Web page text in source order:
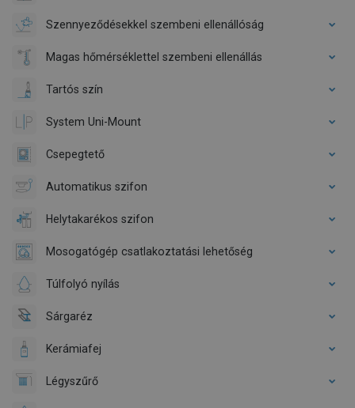
Szennyeződésekkel szembeni ellenállóság
Magas hőmérséklettel szembeni ellenállás
Tartós szín
System Uni-Mount
Csepegtető
Automatikus szifon
Helytakarékos szifon
Mosogatógép csatlakoztatási lehetőség
Túlfolyó nyílás
Sárgaréz
Kerámiafej
Légyszűrő